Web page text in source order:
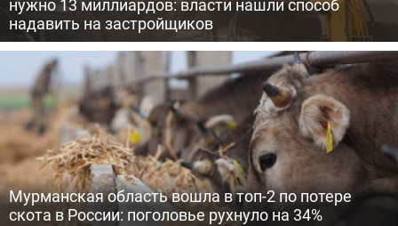
нужно 13 миллиардов: власти нашли способ
надавить на застройщиков
Мурманская область вошла в топ-2 по потере
скота в России: поголовье рухнуло на 34%